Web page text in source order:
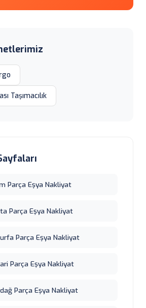
Taşımacılık
Parça Eşya Nakliyat
Parça Eşya Nakliyat
Parça Eşya Nakliyat
Parça Eşya Nakliyat
Parça Eşya Nakliyat